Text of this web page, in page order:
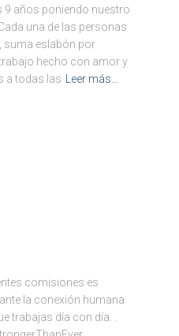
9 años poniendo nuestro
una de las personas
suma eslabón por
hecho con amor y
a todas las
Leer más…
comisiones es
la conexión humana
trabajas día con día. .